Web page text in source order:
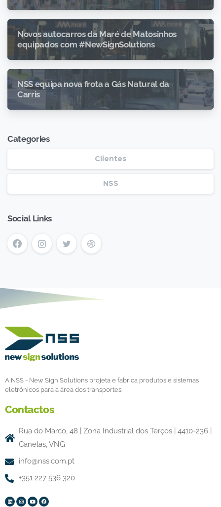
Novos autocarros da Maré de Matosinhos
equipados com #NewSignSolutions
NSS equipa nova frota a Gás Natural da
Carris
Categories
Clientes
NSS
Social Links
A NSS - New Sign Solutions projeta e fabrica produtos e sistemas
eletrónicos para a área dos transportes.
Contactos
Rua do Marco, 48 | Zona Industrial dos Terços | 4410-236 |
Canelas, VNG
info@nss.com.pt
+351 227 536 320